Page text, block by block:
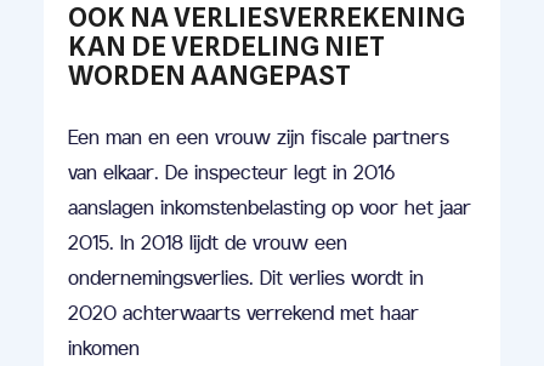
OOK NA VERLIESVERREKENING
KAN DE VERDELING NIET
WORDEN AANGEPAST
Een man en een vrouw zijn fiscale partners
van elkaar. De inspecteur legt in 2016
aanslagen inkomstenbelasting op voor het jaar
2015. In 2018 lijdt de vrouw een
ondernemingsverlies. Dit verlies wordt in
2020 achterwaarts verrekend met haar
inkomen